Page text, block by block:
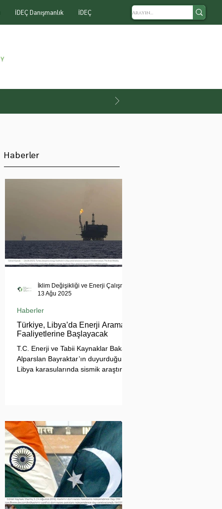
İDEÇ Danışmanlık İDEÇ
Haberler
Türkiye, Libya’da Enerji Arama
Faaliyetlerine Başlayacak
T.C. Enerji ve Tabii Kaynaklar Bakanı
Alparslan Bayraktar’ın duyurduğu
Libya karasularında sismik araştırma
Haberler
13 Ağu 2025